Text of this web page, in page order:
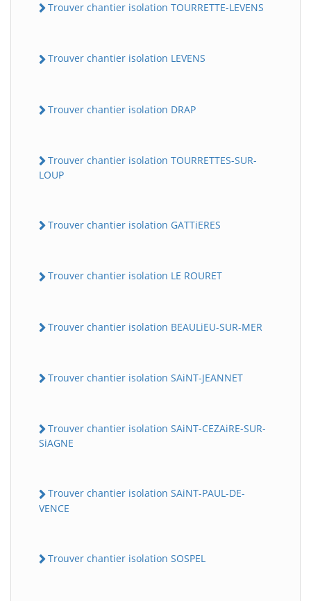
Trouver chantier isolation TOURRETTE-LEVENS
Trouver chantier isolation LEVENS
Trouver chantier isolation DRAP
Trouver chantier isolation TOURRETTES-SUR-
LOUP
Trouver chantier isolation GATTiERES
Trouver chantier isolation LE ROURET
Trouver chantier isolation BEAULiEU-SUR-MER
Trouver chantier isolation SAiNT-JEANNET
Trouver chantier isolation SAiNT-CEZAiRE-SUR-
SiAGNE
Trouver chantier isolation SAiNT-PAUL-DE-
VENCE
Trouver chantier isolation SOSPEL